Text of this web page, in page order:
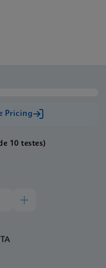
Pricing
10 testes)